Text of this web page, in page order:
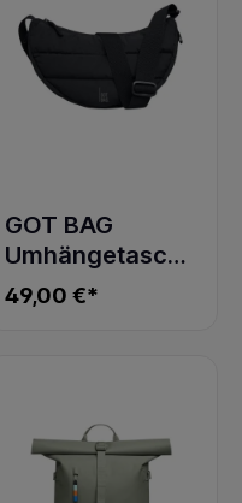
GOT BAG
Umhängetasche
PUFFER MOON
BAG SMALL
49,00 €*